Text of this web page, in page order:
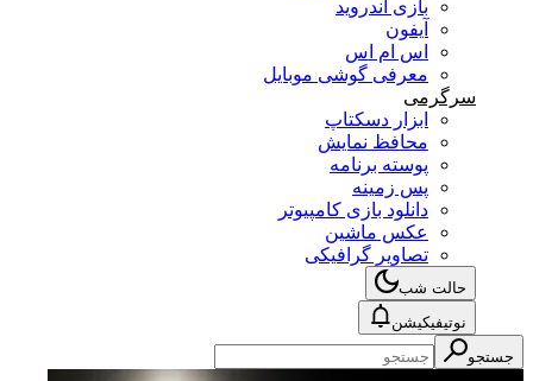
بازی اندروید
آیفون
اس ام اس
معرفی گوشی موبایل
سرگرمی
ابزار دسکتاپ
محافظ نمایش
پوسته برنامه
پس زمینه
دانلود بازی کامپیوتر
عکس ماشین
تصاویر گرافیکی
حالت شب
نوتیفیکیشن
جستجو